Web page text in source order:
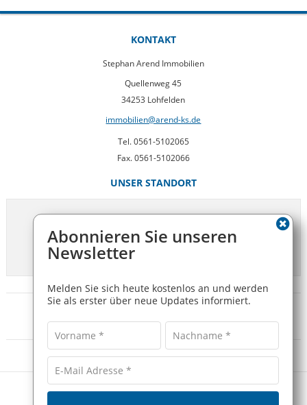
KONTAKT
Stephan Arend Immobilien
Quellenweg 45
34253 Lohfelden
immobilien@arend-ks.de
Tel. 0561-5102065
Fax. 0561-5102066
UNSER STANDORT
Impressum
Kontakt
STEPHAN AREND IMMOBILIEN - COPYRIGHT 2026
Abonnieren Sie unseren
Newsletter
Melden Sie sich heute kostenlos an und werden
Sie als erster über neue Updates informiert.